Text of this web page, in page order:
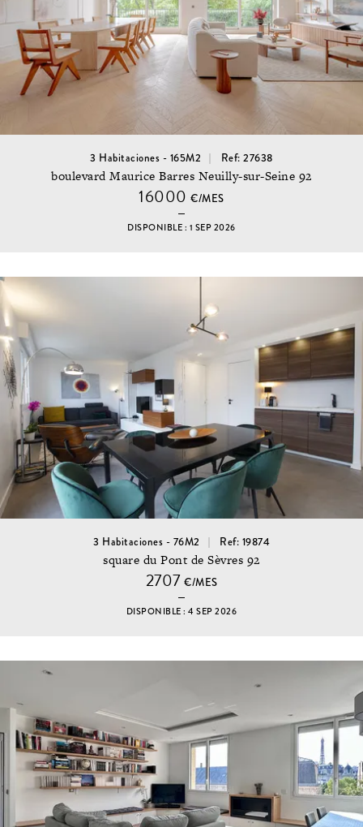
3 Habitaciones - 165M2 Ref: 27638
boulevard Maurice Barres Neuilly-sur-Seine 92
16000€/MES
DISPONIBLE : 1 SEP 2026
3 Habitaciones - 76M2 Ref: 19874
square du Pont de Sèvres 92
2707 €/MES
DISPONIBLE : 4 SEP 2026